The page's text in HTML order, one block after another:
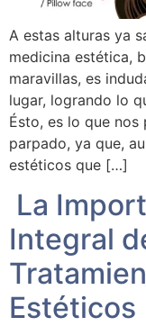
A estas alturas ya
medicina estética,
maravillas, es
lugar, logrando lo
Ésto, es lo que nos
parpado, ya que,
estéticos que […]
La
Integral
Estéticos